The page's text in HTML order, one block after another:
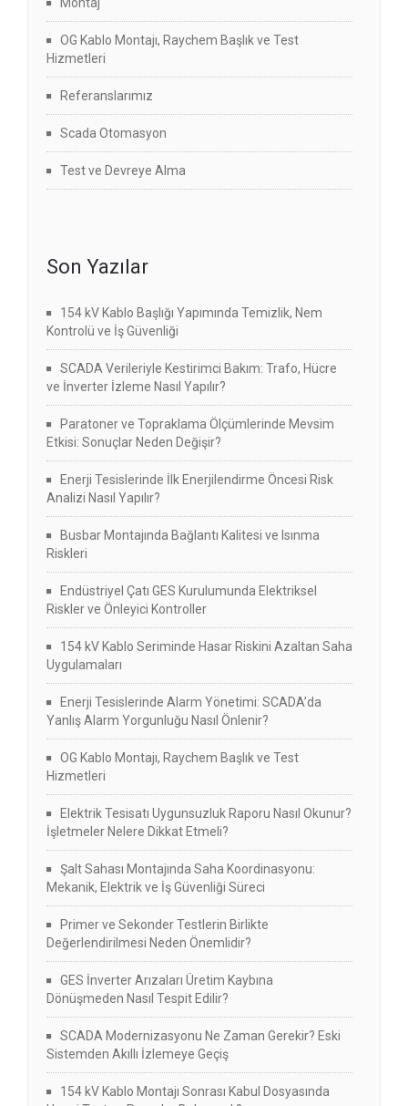
OG Kablo Montajı, Raychem Başlık ve Test
Hizmetleri
Referanslarımız
Scada Otomasyon
Test ve Devreye Alma
Son Yazılar
154 kV Kablo Başlığı Yapımında Temizlik, Nem
Kontrolü ve İş Güvenliği
SCADA Verileriyle Kestirimci Bakım: Trafo, Hücre
ve İnverter İzleme Nasıl Yapılır?
Paratoner ve Topraklama Ölçümlerinde Mevsim
Etkisi: Sonuçlar Neden Değişir?
Enerji Tesislerinde İlk Enerjilendirme Öncesi Risk
Analizi Nasıl Yapılır?
Busbar Montajında Bağlantı Kalitesi ve Isınma
Riskleri
Endüstriyel Çatı GES Kurulumunda Elektriksel
Riskler ve Önleyici Kontroller
154 kV Kablo Seriminde Hasar Riskini Azaltan Saha
Uygulamaları
Enerji Tesislerinde Alarm Yönetimi: SCADA’da
Yanlış Alarm Yorgunluğu Nasıl Önlenir?
OG Kablo Montajı, Raychem Başlık ve Test
Hizmetleri
Elektrik Tesisatı Uygunsuzluk Raporu Nasıl Okunur?
İşletmeler Nelere Dikkat Etmeli?
Şalt Sahası Montajında Saha Koordinasyonu:
Mekanik, Elektrik ve İş Güvenliği Süreci
Primer ve Sekonder Testlerin Birlikte
Değerlendirilmesi Neden Önemlidir?
GES İnverter Arızaları Üretim Kaybına
Dönüşmeden Nasıl Tespit Edilir?
SCADA Modernizasyonu Ne Zaman Gerekir? Eski
Sistemden Akıllı İzlemeye Geçiş
154 kV Kablo Montajı Sonrası Kabul Dosyasında